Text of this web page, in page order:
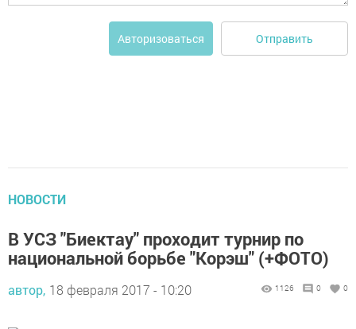
Авторизоваться Отправить
НОВОСТИ
В УСЗ "Биектау" проходит турнир по
национальной борьбе "Корэш" (+ФОТО)
автор, 18 февраля 2017 - 10:20 1126 0 0